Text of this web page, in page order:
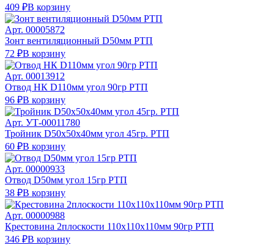
409 ₽В корзину
Арт. 00005872
Зонт вентиляционный D50мм РТП
72 ₽В корзину
Арт. 00013912
Отвод НК D110мм угол 90гр РТП
96 ₽В корзину
Арт. УТ-00011780
Тройник D50х50х40мм угол 45гр. РТП
60 ₽В корзину
Арт. 00000933
Отвод D50мм угол 15гр РТП
38 ₽В корзину
Арт. 00000988
Крестовина 2плоскости 110х110х110мм 90гр РТП
346 ₽В корзину